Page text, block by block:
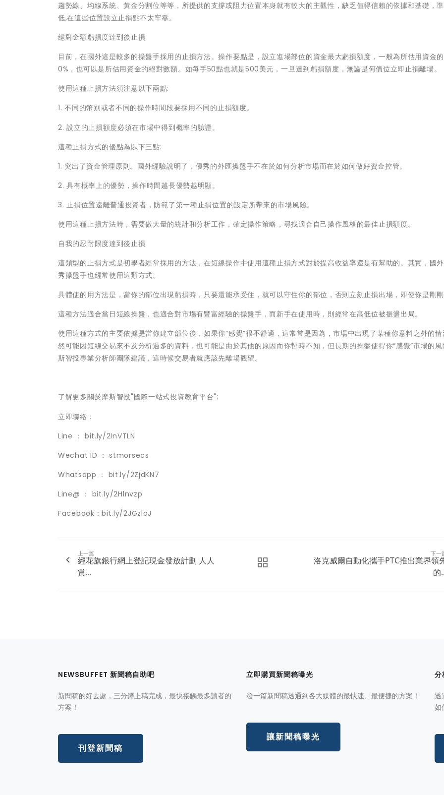
趨勢線、均線系統、黃金分割位等等，所提供的支撐或阻力位置本身就有較大的主觀性，缺乏值得信賴的依據和基礎，
低,在這些位置設立止損點不太牢靠。
絕對金額虧損度達到後止損
目前，在國外這是較多的操盤手採用的止損方法。操作要點是，設立進場部位的資金最大虧損額度，一般為所估用資金
0%，也可以是所估用資金的絕對數額。如每手50點也就是500美元，一旦達到虧損額度，無論是何價位立即止損離場。
使用這種止損方法須注意以下兩點:
1. 不同的幣別或者不同的操作時間段要採用不同的止損額度。
2. 設立的止損額度必須在市場中得到概率的驗證。
這種止損方式的優點為以下三點:
1. 突出了資金管理原則。國外經驗說明了，優秀的外匯操盤手不在於如何分析市場而在於如何做好資金控管。
2. 具有概率上的優勢，操作時間越長優勢越明顯。
3. 止損位置遠離普通投資者，防範了第一種止損位置的設定所帶來的市場風險。
使用這種止損方法時，需要做大量的統計和分析工作，確定操作策略，尋找適合自己操作風格的最佳止損額度。
自我的忍耐限度達到後止損
這類型的止損方式是初學者經常採用的方法，在短線操作中使用這種止損方式對於提高收益率還是有幫助的。其實，國
秀操盤手也經常使用這類方式。
具體使的用方法是，當你的部位出現虧損時，只要還能承受住，就可以守住你的部位，否則立刻止損出場，即使你是剛剛
這種方法適合當日短線操盤，也適合對市場有豐富經驗的操盤手，而新手在使用時，則經常在高低位被振盪出局。
使用這種方式的主要依據是當你建立部位後，如果你“感覺”很不舒適，這常常是因為，市場中出現了某種你意料之外的
然可能因短線交易來不及分析過多的資料，也可能是由於其他的原因而你暫時不知，但長期的操盤使得你“感覺”市場的風
斯智投專業分析師團隊建議，這時候交易者就應該先離場觀望。
了解更多關於摩斯智投"國際一站式投資教育平台":
立即聯絡：
Line ： bit.ly/2InVTLN
Wechat ID ： stmorsecs
Whatsapp ： bit.ly/2ZjdKN7
Line@ ： bit.ly/2Hlnvzp
Facebook：bit.ly/2JGzloJ
上一篇
經花旗銀行網上登記現金發放計劃 人人
賞...
下一
洛克威爾自動化攜手PTC推出業界領
的
NEWSBUFFET 新聞稿自助吧
新聞稿的好去處，三分鐘上稿完成，最快接觸最多讀者的
方案！
刊登新聞稿
立即購買新聞稿曝光
發一篇新聞稿透通到各大媒體的最快速、最便捷的方案！
讓新聞稿曝光
分
透
如